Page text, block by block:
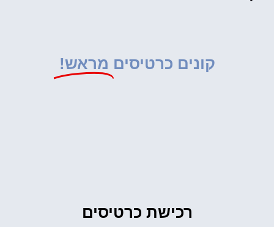
קונים כרטיסים מראש!
רכישת כרטיסים